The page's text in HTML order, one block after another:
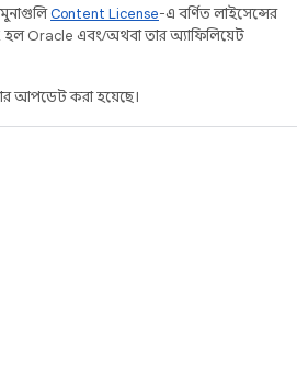
Content License-এ বর্ণিত লাইসেন্সের
হল Oracle এবং/অথবা তার অ্যাফিলিয়েট
আপডেট করা হয়েছে।